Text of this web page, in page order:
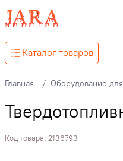
Каталог товаров
Главная Оборудование
Код товара: 2136793